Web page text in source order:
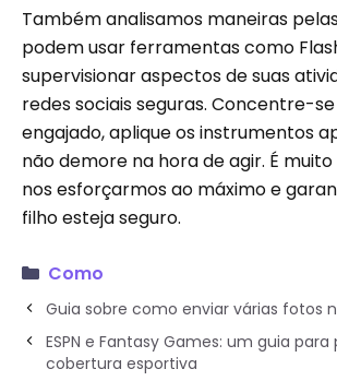
Também analisamos maneiras
podem usar ferramentas como
supervisionar aspectos de suas
redes sociais seguras. Concentre-
engajado, aplique os instrumentos
não demore na hora de agir. É
nos esforçarmos ao máximo e
filho esteja seguro.
Como
Guia sobre como enviar várias fotos
ESPN e Fantasy Games: um guia para
cobertura esportiva